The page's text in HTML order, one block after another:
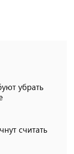
убрать
считать